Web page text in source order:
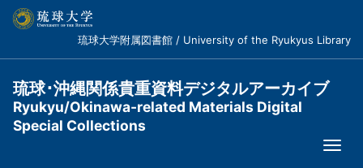
コ
琉球大学附属図書館 / University of the Ryukyus Library
琉球･沖縄関係貴重資料デジタルアーカイブ
Ryukyu/Okinawa-related Materials Digital
Special Collections